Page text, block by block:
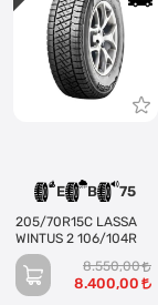
E B 75
205/70R15C LASSA
WINTUS 2 106/104R
8.550,00
8.400,00